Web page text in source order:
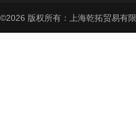
©2026 版权所有：上海乾拓贸易有